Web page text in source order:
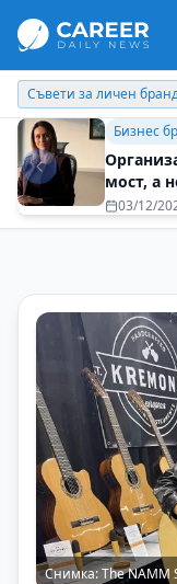
Кариерни съвети
Когато
повече
28/07/
Снимка:The NAMM